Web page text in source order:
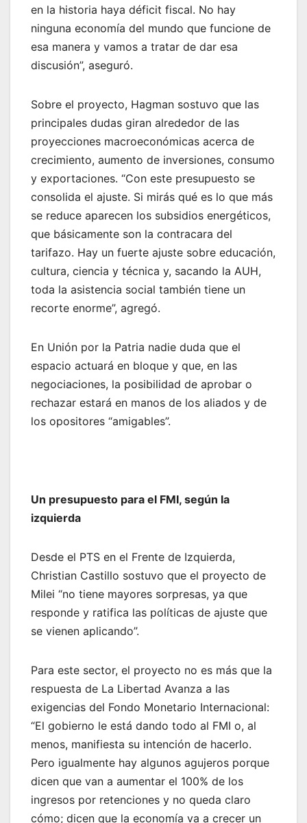
en la historia haya déficit fiscal. No hay
ninguna economía del mundo que funcione de
esa manera y vamos a tratar de dar esa
discusión”, aseguró.
Sobre el proyecto, Hagman sostuvo que las
principales dudas giran alrededor de las
proyecciones macroeconómicas acerca de
crecimiento, aumento de inversiones, consumo
y exportaciones. “Con este presupuesto se
consolida el ajuste. Si mirás qué es lo que más
se reduce aparecen los subsidios energéticos,
que básicamente son la contracara del
tarifazo. Hay un fuerte ajuste sobre educación,
cultura, ciencia y técnica y, sacando la AUH,
toda la asistencia social también tiene un
recorte enorme”, agregó.
En Unión por la Patria nadie duda que el
espacio actuará en bloque y que, en las
negociaciones, la posibilidad de aprobar o
rechazar estará en manos de los aliados y de
los opositores “amigables”.
Un presupuesto para el FMI, según la
izquierda
Desde el PTS en el Frente de Izquierda,
Christian Castillo sostuvo que el proyecto de
Milei “no tiene mayores sorpresas, ya que
responde y ratifica las políticas de ajuste que
se vienen aplicando”.
Para este sector, el proyecto no es más que la
respuesta de La Libertad Avanza a las
exigencias del Fondo Monetario Internacional:
“El gobierno le está dando todo al FMI o, al
menos, manifiesta su intención de hacerlo.
Pero igualmente hay algunos agujeros porque
dicen que van a aumentar el 100% de los
ingresos por retenciones y no queda claro
cómo; dicen que la economía va a crecer un